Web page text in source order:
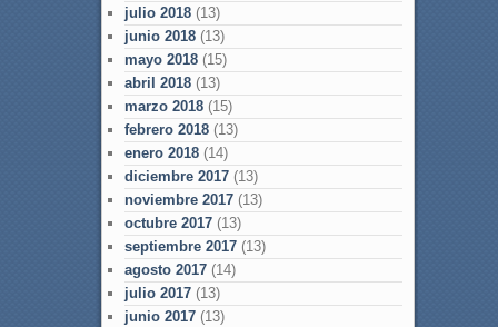
julio 2018(13)
junio 2018(13)
mayo 2018(15)
abril 2018(13)
marzo 2018(15)
febrero 2018(13)
enero 2018(14)
diciembre 2017(13)
noviembre 2017(13)
octubre 2017(13)
septiembre 2017(13)
agosto 2017(14)
julio 2017(13)
junio 2017(13)